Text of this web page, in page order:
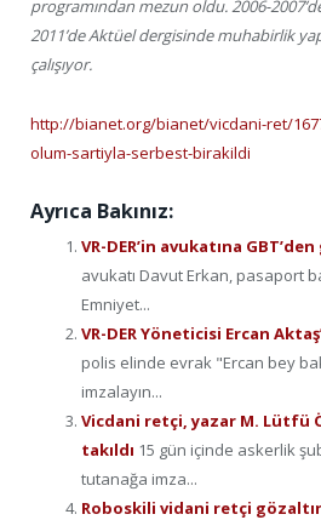
programından mezun oldu. 2006-
2011’de Aktüel dergisinde muhabirlik
çalışıyor.
http://bianet.org/bianet/vicdani-ret/
olum-sartiyla-serbest-birakildi
Ayrıca Bakınız:
VR-DER’in avukatına
avukatı Davut Erkan, pasaport
Emniyet...
VR-DER Yöneticisi Ercan
polis elinde evrak "Ercan bey
imzalayın...
Vicdani retçi, yazar M. Lütfü
takıldı 15 gün içinde askerlik
tutanağa imza...
Roboskili vidani retçi